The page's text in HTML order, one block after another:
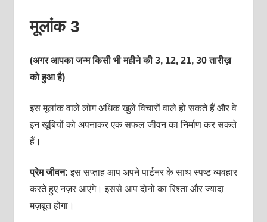
मूलांक 3
(अगर आपका जन्म किसी भी महीने की 3, 12, 21, 30 तारीख़
को हुआ है)
इस मूलांक वाले लोग अधिक खुले विचारों वाले हो सकते हैं और वे
इन खूबियों को अपनाकर एक सफल जीवन का निर्माण कर सकते
हैं।
प्रेम जीवन:इस सप्‍ताह आप अपने पार्टनर के साथ स्‍पष्‍ट व्‍यवहार
करते हुए नज़र आएंगे। इससे आप दोनों का रिश्‍ता और ज्‍यादा
मज़बूत होगा।